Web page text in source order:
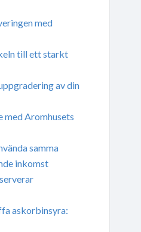
med
till ett starkt
av din
med Aromhusets
samma
inkomst
askorbinsyra: